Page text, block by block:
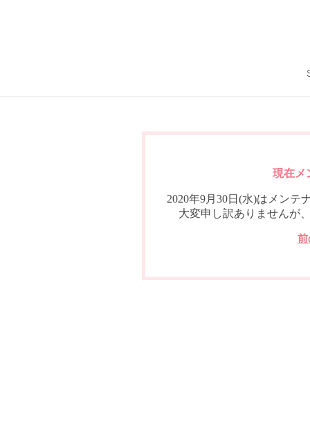
現在メ
2020年9月30日(水)はメンテ
大変申し訳ありませんが
前